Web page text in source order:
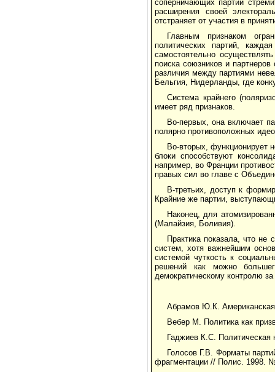
соперничающих партий
расширения своей
отстраняет от участия в
Главным признаком
политических партий,
самостоятельно
поиска союзников и
различия между партиями
Бельгия, Нидерланды, где
Система крайнего
имеет ряд признаков.
Во-первых, она включает
полярно противоположных
Во-вторых, функционирует
блоки способствуют
например, во Франции
правых сил во главе с
В-третьих, доступ к
Крайние же партии,
Наконец, для
(Малайзия, Боливия).
Практика показала, что не
систем, хотя важнейшим
системой чуткость к
решений как можно
демократическому контролю
Абрамов Ю.К.
Вебер М. Политика как
Гаджиев К.С. Политическая
Голосов Г.В. Форматы
фрагментации // Полис. 1998.